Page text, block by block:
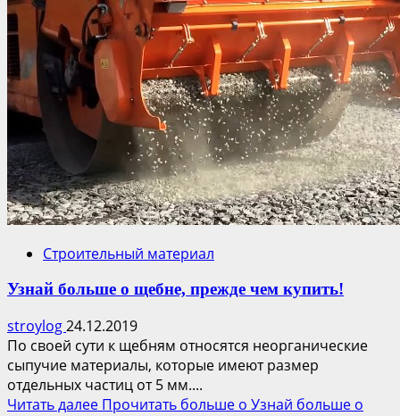
Строительный материал
Узнай больше о щебне, прежде чем купить!
stroylog24.12.2019
По своей сути к щебням относятся неорганические
сыпучие материалы, которые имеют размер
отдельных частиц от 5 мм....
Читать далее Прочитать больше о Узнай больше о